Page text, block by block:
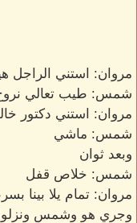
مروان: استني الراجل
شمس: طيب تعالي
مروان: استني دكتور
شمس: ماشي
وبعد ثوان
شمس: خلاص قفل
مروان: تمام يلا بينا
وجري هو وشمس